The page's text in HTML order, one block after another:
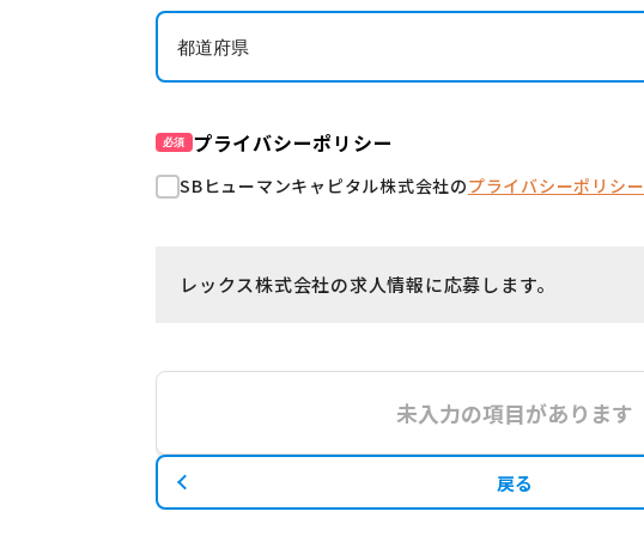
必須 プライバシーポリシー
SBヒューマンキャピタル株式会社のプライバシーポリシー
レックス株式会社の求人情報に応募します。
未入力の項目があります
戻る